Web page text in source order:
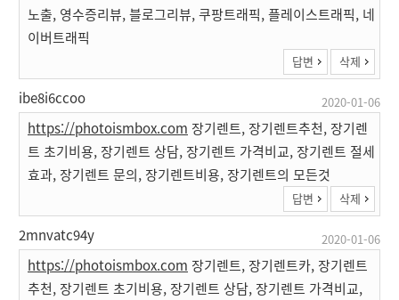
노출, 영수증리뷰, 블로그리뷰, 쿠팡트래픽, 플레이스트래픽, 네
이버트래픽
답변 삭제
ibe8i6ccoo 2020-01-06
https://photoismbox.com 장기렌트, 장기렌트추천, 장기렌
트 초기비용, 장기렌트 상담, 장기렌트 가격비교, 장기렌트 절세
효과, 장기렌트 문의, 장기렌트비용, 장기렌트의 모든것
답변 삭제
2mnvatc94y 2020-01-06
https://photoismbox.com 장기렌트, 장기렌트카, 장기렌트
추천, 장기렌트 초기비용, 장기렌트 상담, 장기렌트 가격비교,